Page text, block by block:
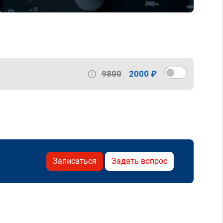
9800 2000 ₽
Записаться Задать вопрос